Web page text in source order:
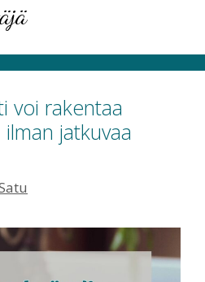
voi rakentaa
jatkuvaa